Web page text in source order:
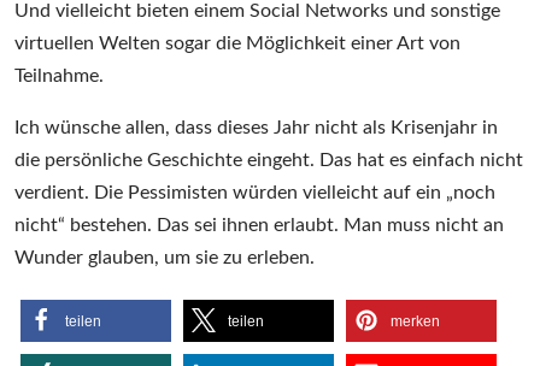
Und vielleicht bieten einem Social Networks und sonstige
virtuellen Welten sogar die Möglichkeit einer Art von
Teilnahme.
Ich wünsche allen, dass dieses Jahr nicht als Krisenjahr in
die persönliche Geschichte eingeht. Das hat es einfach nicht
verdient. Die Pessimisten würden vielleicht auf ein „noch
nicht“ bestehen. Das sei ihnen erlaubt. Man muss nicht an
Wunder glauben, um sie zu erleben.
teilen teilen merken